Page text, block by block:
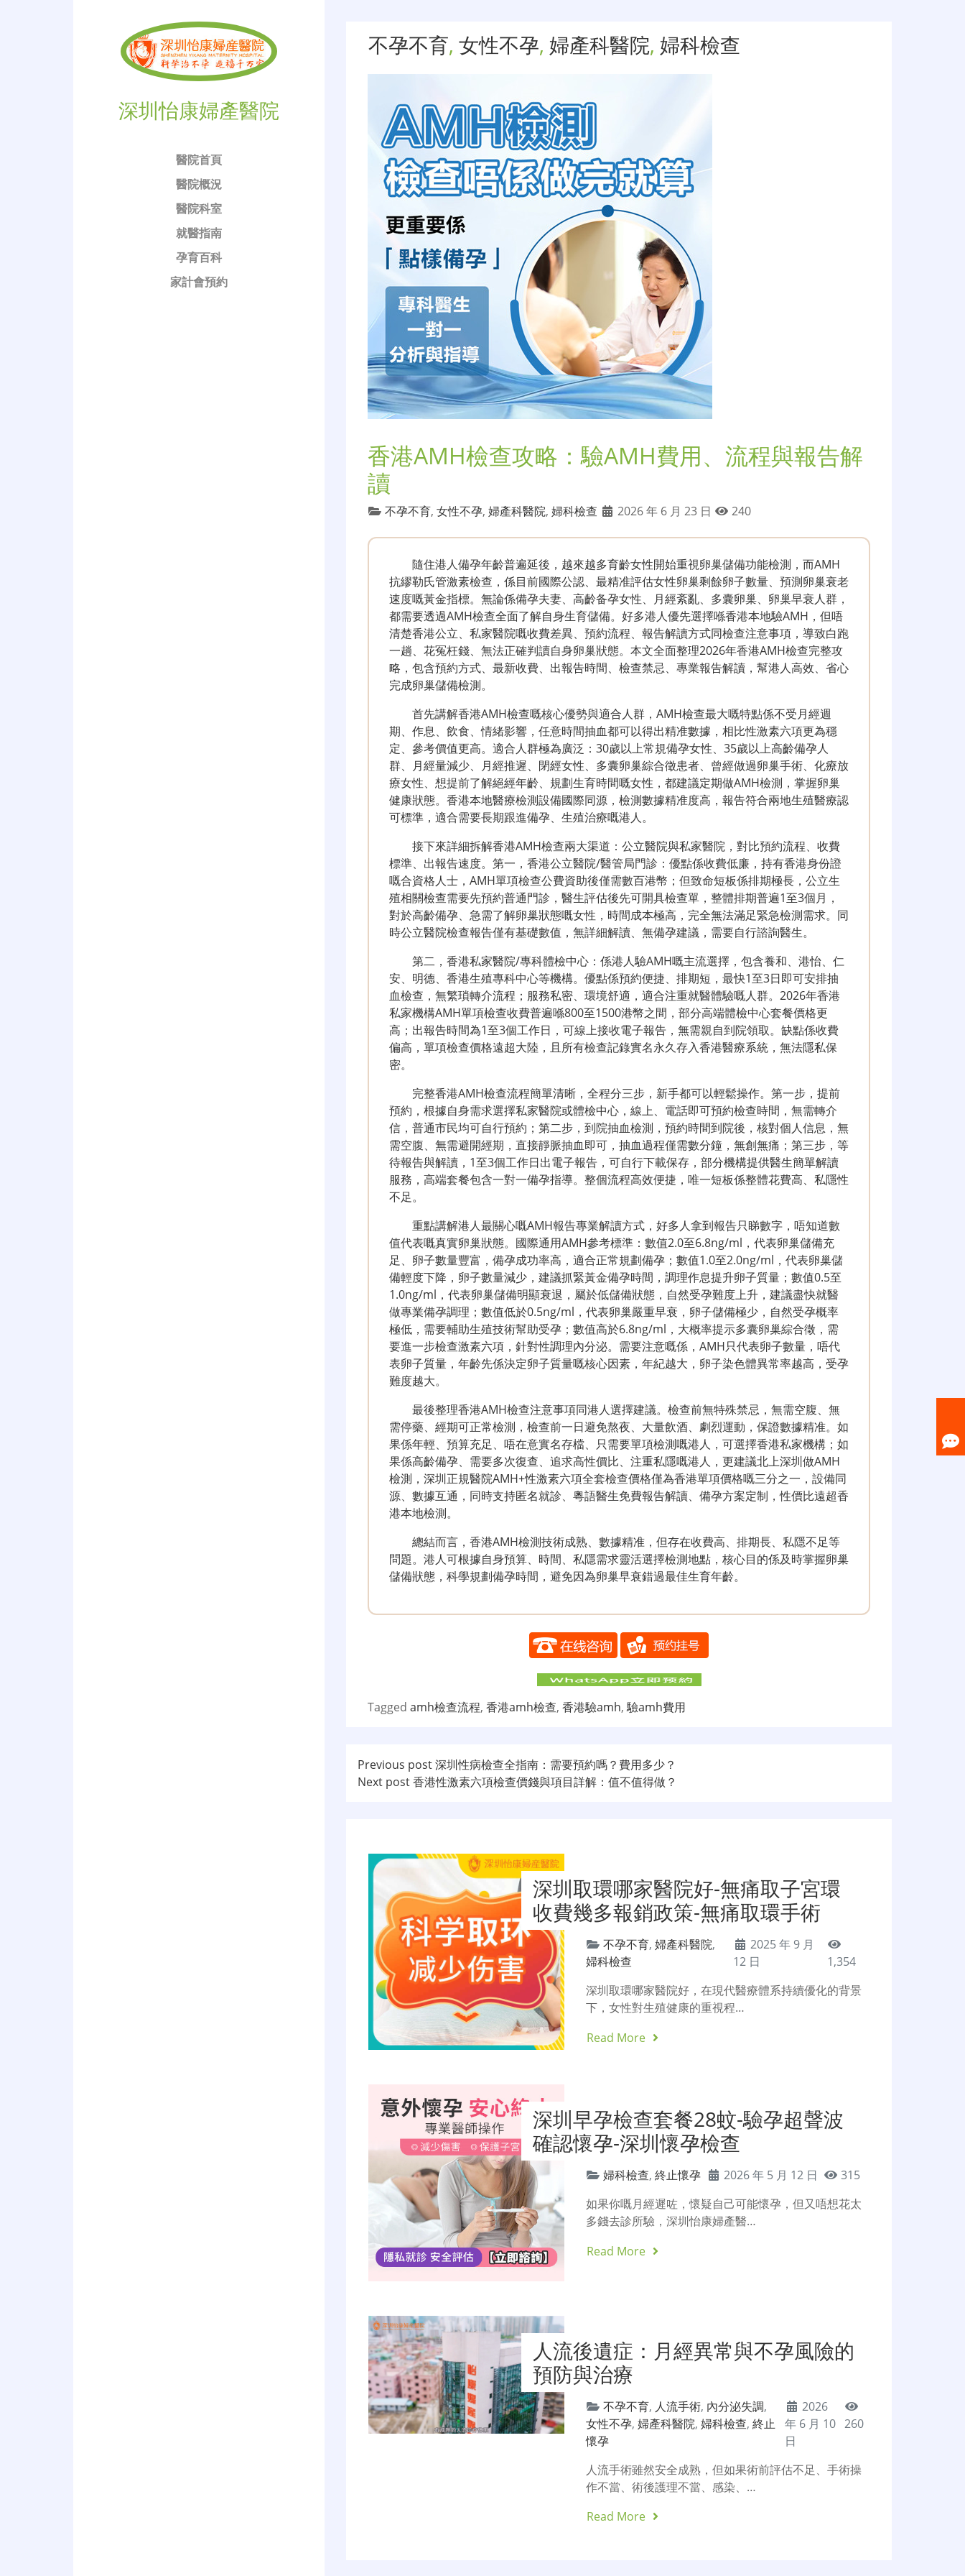
深圳怡康婦產醫院
醫院首頁
醫院概況
醫院科室
就醫指南
孕育百科
家計會預約
不孕不育, 女性不孕, 婦產科醫院, 婦科檢查
香港AMH檢查攻略：驗AMH費用、流程與報告解
讀
不孕不育, 女性不孕, 婦產科醫院, 婦科檢查 2026 年 6 月 23 日 240
隨住港人備孕年齡普遍延後，越來越多育齡女性開始重視卵巢儲備功能檢測，而AMH
抗繆勒氏管激素檢查，係目前國際公認、最精准評估女性卵巢剩餘卵子數量、預測卵巢衰老
速度嘅黃金指標。無論係備孕夫妻、高齡备孕女性、月經紊亂、多囊卵巢、卵巢早衰人群，
都需要透過AMH檢查全面了解自身生育儲備。好多港人優先選擇喺香港本地驗AMH，但唔
清楚香港公立、私家醫院嘅收費差異、預約流程、報告解讀方式同檢查注意事項，導致白跑
一趟、花冤枉錢、無法正確判讀自身卵巢狀態。本文全面整理2026年香港AMH檢查完整攻
略，包含預約方式、最新收費、出報告時間、檢查禁忌、專業報告解讀，幫港人高效、省心
完成卵巢儲備檢測。
首先講解香港AMH檢查嘅核心優勢與適合人群，AMH檢查最大嘅特點係不受月經週
期、作息、飲食、情緒影響，任意時間抽血都可以得出精准數據，相比性激素六項更為穩
定、參考價值更高。適合人群極為廣泛：30歲以上常規備孕女性、35歲以上高齡備孕人
群、月經量減少、月經推遲、閉經女性、多囊卵巢綜合徵患者、曾經做過卵巢手術、化療放
療女性、想提前了解絕經年齡、規劃生育時間嘅女性，都建議定期做AMH檢測，掌握卵巢
健康狀態。香港本地醫療檢測設備國際同源，檢測數據精准度高，報告符合兩地生殖醫療認
可標準，適合需要長期跟進備孕、生殖治療嘅港人。
接下來詳細拆解香港AMH檢查兩大渠道：公立醫院與私家醫院，對比預約流程、收費
標準、出報告速度。第一，香港公立醫院/醫管局門診：優點係收費低廉，持有香港身份證
嘅合資格人士，AMH單項檢查公費資助後僅需數百港幣；但致命短板係排期極長，公立生
殖相關檢查需要先預約普通門診，醫生評估後先可開具檢查單，整體排期普遍1至3個月，
對於高齡備孕、急需了解卵巢狀態嘅女性，時間成本極高，完全無法滿足緊急檢測需求。同
時公立醫院檢查報告僅有基礎數值，無詳細解讀、無備孕建議，需要自行諮詢醫生。
第二，香港私家醫院/專科體檢中心：係港人驗AMH嘅主流選擇，包含養和、港怡、仁
安、明德、香港生殖專科中心等機構。優點係預約便捷、排期短，最快1至3日即可安排抽
血檢查，無繁瑣轉介流程；服務私密、環境舒適，適合注重就醫體驗嘅人群。2026年香港
私家機構AMH單項檢查收費普遍喺800至1500港幣之間，部分高端體檢中心套餐價格更
高；出報告時間為1至3個工作日，可線上接收電子報告，無需親自到院領取。缺點係收費
偏高，單項檢查價格遠超大陸，且所有檢查記錄實名永久存入香港醫療系統，無法隱私保
密。
完整香港AMH檢查流程簡單清晰，全程分三步，新手都可以輕鬆操作。第一步，提前
預約，根據自身需求選擇私家醫院或體檢中心，線上、電話即可預約檢查時間，無需轉介
信，普通市民均可自行預約；第二步，到院抽血檢測，預約時間到院後，核對個人信息，無
需空腹、無需避開經期，直接靜脈抽血即可，抽血過程僅需數分鐘，無創無痛；第三步，等
待報告與解讀，1至3個工作日出電子報告，可自行下載保存，部分機構提供醫生簡單解讀
服務，高端套餐包含一對一備孕指導。整個流程高效便捷，唯一短板係整體花費高、私隱性
不足。
重點講解港人最關心嘅AMH報告專業解讀方式，好多人拿到報告只睇數字，唔知道數
值代表嘅真實卵巢狀態。國際通用AMH參考標準：數值2.0至6.8ng/ml，代表卵巢儲備充
足、卵子數量豐富，備孕成功率高，適合正常規劃備孕；數值1.0至2.0ng/ml，代表卵巢儲
備輕度下降，卵子數量減少，建議抓緊黃金備孕時間，調理作息提升卵子質量；數值0.5至
1.0ng/ml，代表卵巢儲備明顯衰退，屬於低儲備狀態，自然受孕難度上升，建議盡快就醫
做專業備孕調理；數值低於0.5ng/ml，代表卵巢嚴重早衰，卵子儲備極少，自然受孕概率
極低，需要輔助生殖技術幫助受孕；數值高於6.8ng/ml，大概率提示多囊卵巢綜合徵，需
要進一步檢查激素六項，針對性調理內分泌。需要注意嘅係，AMH只代表卵子數量，唔代
表卵子質量，年齡先係決定卵子質量嘅核心因素，年紀越大，卵子染色體異常率越高，受孕
難度越大。
最後整理香港AMH檢查注意事項同港人選擇建議。檢查前無特殊禁忌，無需空腹、無
需停藥、經期可正常檢測，檢查前一日避免熬夜、大量飲酒、劇烈運動，保證數據精准。如
果係年輕、預算充足、唔在意實名存檔、只需要單項檢測嘅港人，可選擇香港私家機構；如
果係高齡備孕、需要多次復查、追求高性價比、注重私隱嘅港人，更建議北上深圳做AMH
檢測，深圳正規醫院AMH+性激素六項全套檢查價格僅為香港單項價格嘅三分之一，設備同
源、數據互通，同時支持匿名就診、粵語醫生免費報告解讀、備孕方案定制，性價比遠超香
港本地檢測。
總結而言，香港AMH檢測技術成熟、數據精准，但存在收費高、排期長、私隱不足等
問題。港人可根據自身預算、時間、私隱需求靈活選擇檢測地點，核心目的係及時掌握卵巢
儲備狀態，科學規劃備孕時間，避免因為卵巢早衰錯過最佳生育年齡。
Tagged amh檢查流程, 香港amh檢查, 香港驗amh,驗amh費用
文
章
航
Previous post深圳性病檢查全指南：需要預約嗎？費用多少？
Next post香港性激素六項檢查價錢與項目詳解：值不值得做？
深圳取環哪家醫院好-無痛取子宮環
收費幾多報銷政策-無痛取環手術
不孕不育,婦產科醫院,
婦科檢查
2025 年 9 月
12 日
1,354
深圳取環哪家醫院好，在現代醫療體系持續優化的背景
下，女性對生殖健康的重視程…
Read More
深圳早孕檢查套餐28蚊-驗孕超聲波
確認懷孕-深圳懷孕檢查
婦科檢查,終止懷孕 2026 年 5 月 12 日
315
如果你嘅月經遲咗，懷疑自己可能懷孕，但又唔想花太
多錢去診所驗，深圳怡康婦產醫…
Read More
人流後遺症：月經異常與不孕風險的
預防與治療
不孕不育, 人流手術, 內分泌失調,
女性不孕,婦產科醫院,婦科檢查,終止
懷孕
2026
年 6 月 10
日
260
人流手術雖然安全成熟，但如果術前評估不足、手術操
作不當、術後護理不當、感染、…
Read More